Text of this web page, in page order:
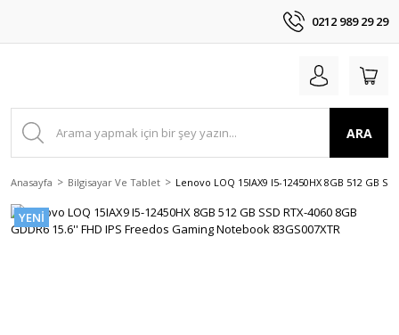
0212 989 29 29
ARA
Anasayfa Bilgisayar Ve Tablet Lenovo LOQ 15IAX9 I5-12450HX 8GB 512 GB
YENİ